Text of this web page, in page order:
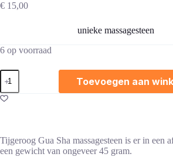
€ 15,00
unieke massagesteen
6 op voorraad
Tijgeroog
Gua
Sha
massagesteen
Toevoegen aan
Tijgeroog Gua Sha massagesteen is er in een
een gewicht van ongeveer 45 gram.